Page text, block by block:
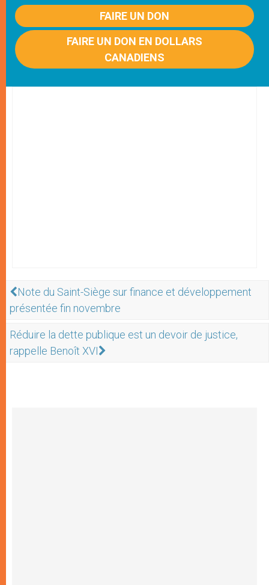
FAIRE UN DON
FAIRE UN DON EN DOLLARS
CANADIENS
Note du Saint-Siège sur finance et développement
présentée fin novembre
Réduire la dette publique est un devoir de justice,
rappelle Benoît XVI